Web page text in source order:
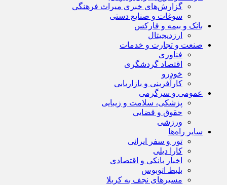
گزارش‌های خبری میراث فرهنگی
سوغات و صنایع دستی
بانک و بیمه و فارکس
ارزدیجیتال
صنعت و تجارت و خدمات
فناوری
اقتصاد گردشگری
خودرو
کارآفرینی و بازاریابی
عمومی و سرگرمی
پزشکی، سلامت و زیبایی
حقوق و قضایی
ورزشی
سایر راه‌ها
تور و سفر ایرانی
کارا دیلی
اخبار بانکی و اقتصادی
بلیط اتوبوس
مسیرهای نجف به کربلا